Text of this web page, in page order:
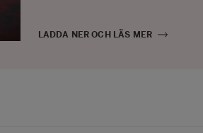
LADDA NER OCH LÄS MER